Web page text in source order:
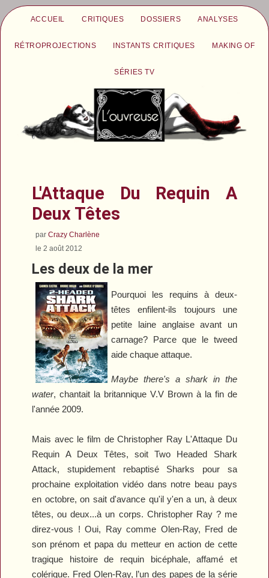
ACCUEIL CRITIQUES DOSSIERS ANALYSES
RÉTROPROJECTIONS INSTANTS CRITIQUES MAKING OF
SÉRIES TV
L'Attaque Du Requin A
Deux Têtes
parCrazy Charlène
le 2 août 2012
Les deux de la mer
Pourquoi les requins à deux-
têtes enfilent-ils toujours une
petite laine anglaise avant un
carnage? Parce que le tweed
aide chaque attaque.
Maybe there's a shark in the
water, chantait la britannique V.V Brown à la fin de
l'année 2009.
Mais avec le film de Christopher Ray L'Attaque Du
Requin A Deux Têtes, soitTwo Headed Shark
Attack, stupidement rebaptisé Sharks pour sa
prochaine exploitation vidéo dans notre beau pays
en octobre, on sait d'avance qu'il y'en a un, à deux
têtes, ou deux...à un corps. Christopher Ray ? me
direz-vous ! Oui, Ray comme Olen-Ray, Fred de
son prénom et papa du metteur en action de cette
tragique histoire de requin bicéphale, affamé et
colérique. Fred Olen-Ray, l’un des papes de la série